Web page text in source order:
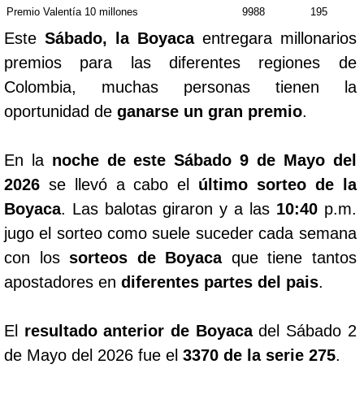
Premio Valentía 10 millones 9988 195
Este Sábado, la Boyaca entregara millonarios
premios para las diferentes regiones de
Colombia, muchas personas tienen la
oportunidad de ganarse un gran premio.
En la noche de este Sábado 9 de Mayo del
2026 se llevó a cabo el último sorteo de la
Boyaca. Las balotas giraron y a las 10:40p.m.
jugo el sorteo como suele suceder cada semana
con lossorteos de Boyaca que tiene tantos
apostadores en diferentes partes del pais.
El resultado anterior de Boyacadel Sábado 2
de Mayo del 2026 fue el 3370 de la serie 275.